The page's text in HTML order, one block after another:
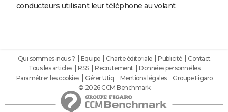
conducteurs utilisant leur téléphone au volant
Qui sommes-nous ? Equipe Charte éditoriale Publicité
Contact
Tous les articles
RSS Recrutement
Données personnelles
Paramétrer les cookies
Gérer Utiq Mentions légales
Groupe Figaro
© 2026 CCM Benchmark